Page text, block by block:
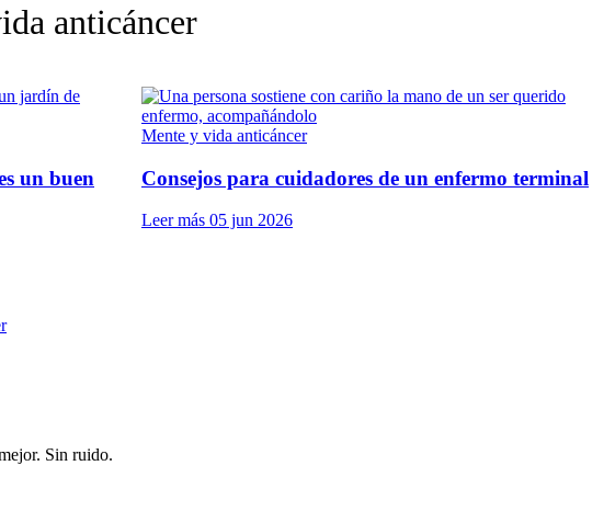
anticáncer
un buen
Mente y vida anticáncer
Consejos para cuidadores de un enfermo terminal
Leer más 05 jun 2026
Sin ruido.